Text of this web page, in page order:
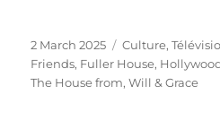
Posted
on
2 March 2025 Categories
Culture,
Friends, Fuller House,
The House from,Will & Grace